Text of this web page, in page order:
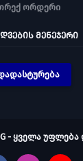
ორდერი
ᲛᲔᲜᲔᲯᲔᲠᲘ
- ყველა